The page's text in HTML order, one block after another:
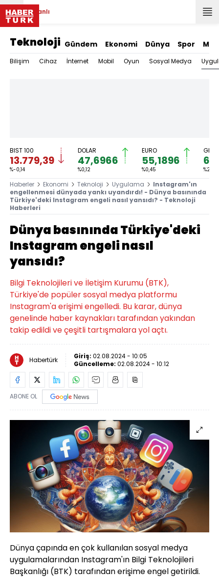
Canlı
Teknoloji Gündem Ekonomi Dünya Spor
Bilişim Cihaz İnternet Mobil Oyun Sosyal Medya
BIST 100
13.779,39
%-0,14
DOLAR
47,6966
%0,12
EURO
55,1896
%0,45 %2,59
Haberler Ekonomi Teknoloji Uygulama
Instagram'ın
engellenmesi dünyada yankı uyandırdı! - Dünya basınında
Türkiye'deki Instagram engeli nasıl yansıdı? - Teknoloji
Haberleri
Dünya basınında Türkiye'deki
Instagram engeli nasıl
yansıdı?
Bilgi Teknolojileri ve İletişim Kurumu (BTK),
Türkiye'de popüler sosyal medya platformu
Instagram'a erişimi engelledi. Bu karar, dünya
genelinde haber kaynakları tarafından yakından
takip edildi ve çeşitli tartışmalara yol açtı.
Habertürk Giriş: 02.08.2024 - 10:05
Güncelleme: 02.08.2024 - 10:12
ABONE OL
Dünya çapında en çok kullanılan sosyal medya
uygulamalarından Instagram'ın Bilgi Teknolojileri
Başkanlığı (BTK) tarafından erişime engel getirildi.